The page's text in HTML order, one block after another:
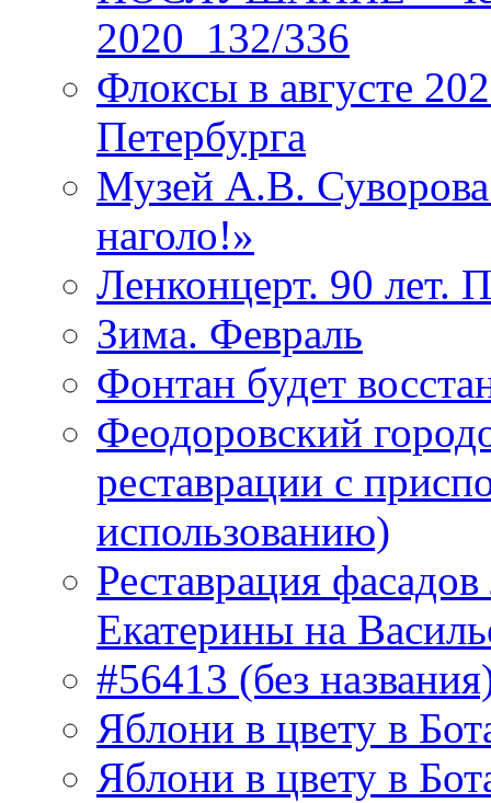
2020_132/336
Флоксы в августе
Петербурга
Музей А.В.
наголо!»
Ленконцерт. 90 лет.
Зима. Февраль
Фонтан будет
Феодоровский
реставрации с
использованию)
Реставрация
Екатерины на
#56413 (без
Яблони в цвету в
Яблони в цвету в